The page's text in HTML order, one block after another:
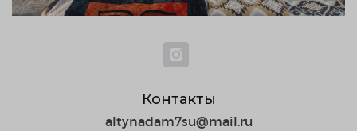
Контакты
altynadam7su@mail.ru